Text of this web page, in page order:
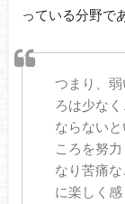
っている分野で
つまり、
ろは少な
ならない
ころを努
なり苦痛
に楽しく